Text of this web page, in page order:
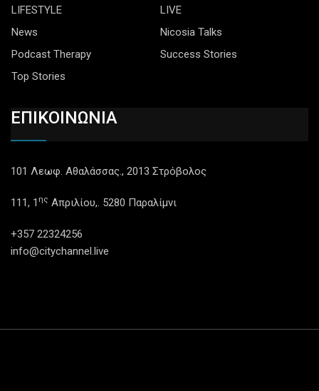
LIFESTYLE
LIVE
News
Nicosia Talks
Podcast Therapy
Success Stories
Top Stories
ΕΠΙΚΟΙΝΩΝΙΑ
101 Λεωφ. Αθαλάσσας., 2013 Στρόβολος
111, 1 ης Απριλίου,. 5280 Παραλίμνι
+357 22324256
info@citychannel.live